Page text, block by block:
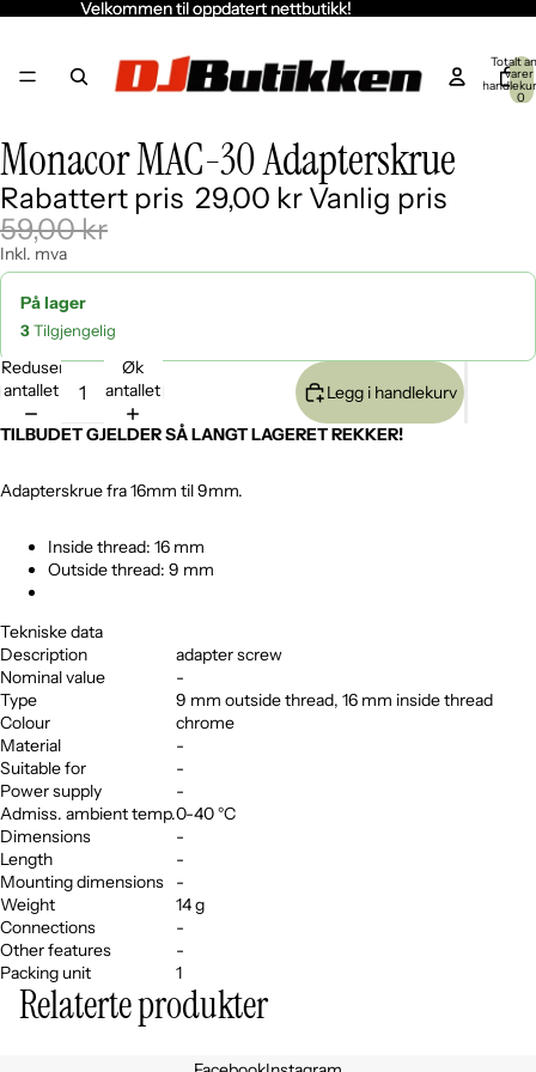
Velkommen til oppdatert nettbutikk!
Velkommen til oppdatert nettbutikk!
Totalt
varer
0
Åpne
bildet
i
fullskjerm
Monacor MAC-30 Adapterskrue
Rabattert pris 29,00 kr Vanlig pris
59,00 kr
Inkl. mva
På lager
3Tilgjengelig
Reduser
antallet
Øk
antallet
Legg i handlekurv
TILBUDET GJELDER SÅ LANGT LAGERET REKKER!
Adapterskrue fra 16mm til 9mm.
Inside thread: 16 mm
Outside thread: 9 mm
Tekniske data
Description
adapter screw
Nominal value
-
Type
9 mm outside thread, 16 mm inside thread
Colour
chrome
Material
-
Suitable for
-
Power supply
-
Admiss. ambient temp.0-40 °C
Dimensions
-
Length
-
Mounting dimensions
-
Weight
14 g
Connections
-
Other features
-
Packing unit
1
Relaterte produkter